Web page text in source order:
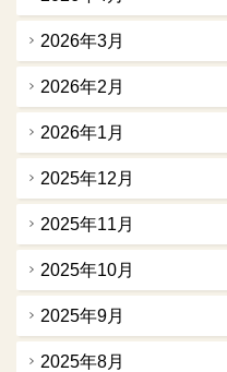
2026年3月
2026年2月
2026年1月
2025年12月
2025年11月
2025年10月
2025年9月
2025年8月